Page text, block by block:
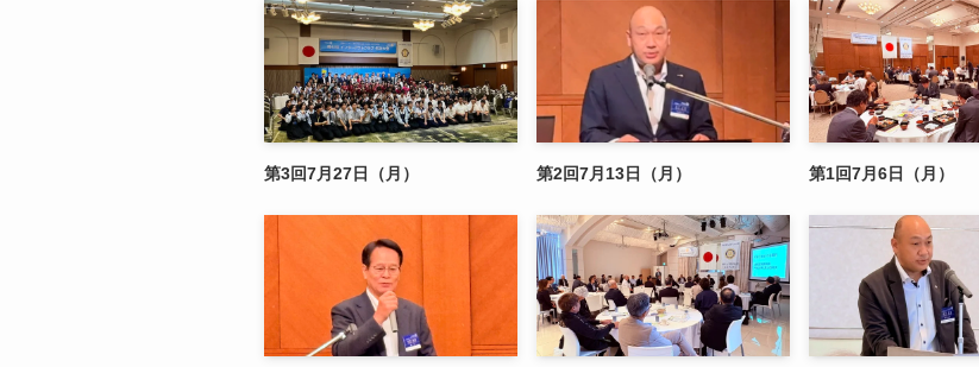
第3回7月27日（月） 第2回7月13日（月） 第1回7月6日（月）